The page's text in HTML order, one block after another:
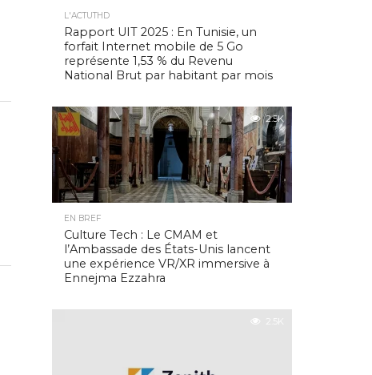
L'ACTUTHD
Rapport UIT 2025 : En Tunisie, un
forfait Internet mobile de 5 Go
représente 1,53 % du Revenu
National Brut par habitant par mois
2.5K
EN BREF
Culture Tech : Le CMAM et
l’Ambassade des États-Unis lancent
une expérience VR/XR immersive à
Ennejma Ezzahra
2.5K